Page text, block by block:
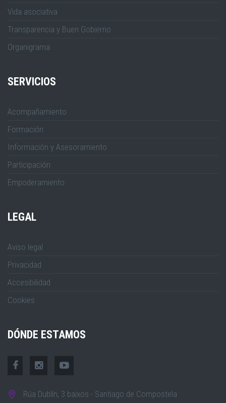
Vida asociativa
Transparencia y Buen Gobierno
Organigrama
SERVICIOS
Acompañamiento
Formación
Información y Asesoramiento
Participación
Empoderamiento
LEGAL
Aviso legal
Privacidad
Accesibilidad
Cookies
DÓNDE ESTAMOS
Rúa Dublín, 3 baixos - Santiago de Compostela